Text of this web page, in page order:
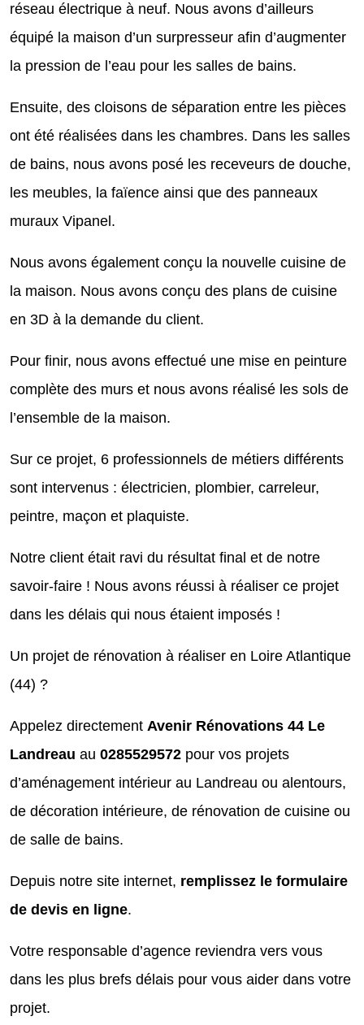
réseau électrique à neuf. Nous avons d’ailleurs
équipé la maison d’un surpresseur afin d’augmenter
la pression de l’eau pour les salles de bains.
Ensuite, des cloisons de séparation entre les pièces
ont été réalisées dans les chambres. Dans les salles
de bains, nous avons posé les receveurs de douche,
les meubles, la faïence ainsi que des panneaux
muraux Vipanel.
Nous avons également conçu la nouvelle cuisine de
la maison. Nous avons conçu des plans de cuisine
en 3D à la demande du client.
Pour finir, nous avons effectué une mise en peinture
complète des murs et nous avons réalisé les sols de
l’ensemble de la maison.
Sur ce projet, 6 professionnels de métiers différents
sont intervenus : électricien, plombier, carreleur,
peintre, maçon et plaquiste.
Notre client était ravi du résultat final et de notre
savoir-faire ! Nous avons réussi à réaliser ce projet
dans les délais qui nous étaient imposés !
Un projet de rénovation à réaliser en Loire Atlantique
(44) ?
Appelez directement Avenir Rénovations 44 Le
Landreau au 0285529572 pour vos projets
d’aménagement intérieur au Landreau ou alentours,
de décoration intérieure, de rénovation de cuisine ou
de salle de bains.
Depuis notre site internet, remplissez le formulaire
de devis en ligne.
Votre responsable d’agence reviendra vers vous
dans les plus brefs délais pour vous aider dans votre
projet.